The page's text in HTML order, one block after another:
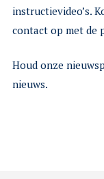
instructievideo’s.
contact op met de
Houd onze
nieuws.